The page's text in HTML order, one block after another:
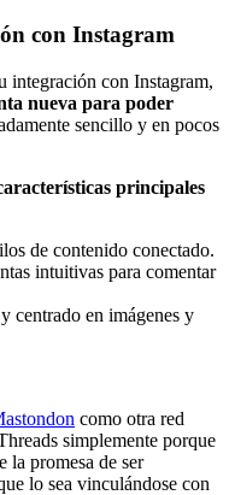
con Instagram
integración con Instagram,
nueva para poder
sencillo y en pocos
principales
de contenido conectado.
intuitivas para comentar
centrado en imágenes y
como otra red
simplemente porque
la promesa de ser
lo sea vinculándose con